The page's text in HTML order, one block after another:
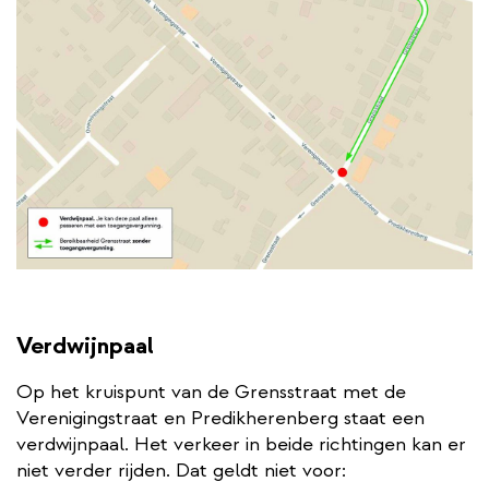
Verdwijnpaal
Op het kruispunt van de Grensstraat met de
Verenigingstraat en Predikherenberg staat een
verdwijnpaal. Het verkeer in beide richtingen kan er
niet verder rijden. Dat geldt niet voor: